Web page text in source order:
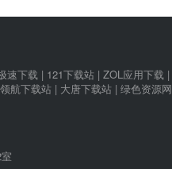
速下载 | 121下载站 | ZOL应用下载 |
领航下载站 | 大唐下载站 | 绿色资源网